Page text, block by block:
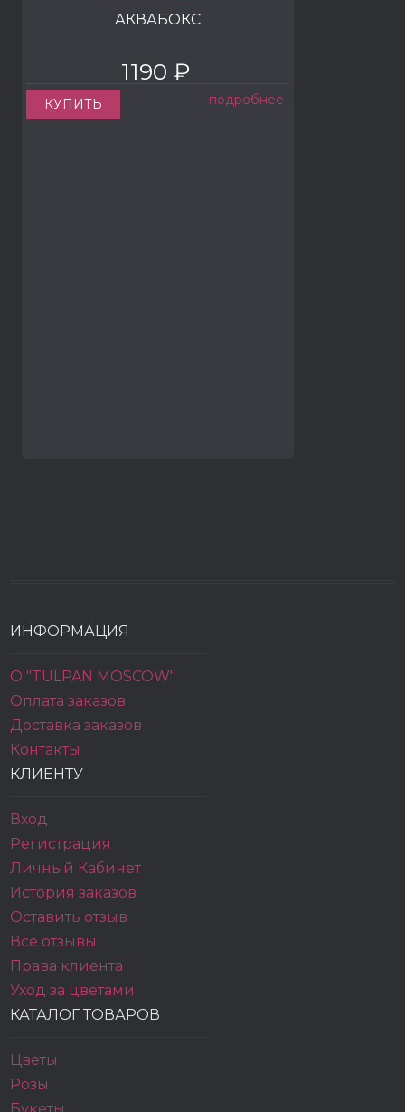
АКВАБОКС
1190 ₽
КУПИТЬ подробнее
ИНФОРМАЦИЯ
О "TULPAN MOSCOW"
Оплата заказов
Доставка заказов
Контакты
КЛИЕНТУ
Вход
Регистрация
Личный Кабинет
История заказов
Оставить отзыв
Все отзывы
Права клиента
Уход за цветами
КАТАЛОГ ТОВАРОВ
Цветы
Розы